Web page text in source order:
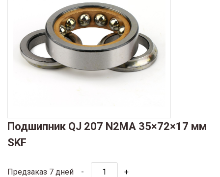
Подшипник QJ 207 N2MA 35×72×17 мм
SKF
Предзаказ 7 дней - +